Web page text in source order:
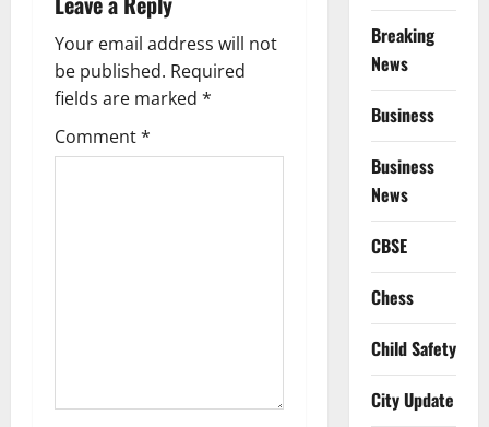
i
g
a
t
Your email address will not
be published. Required
fields are marked *
Comment*
Breaking
News
Business
Business
News
CBSE
Chess
Child Safety
City Update